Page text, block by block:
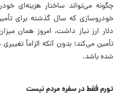
چگونه می‌تواند ساختار هزینه‌ای
دلار ارز نیاز داشت، امروز همان
تأمین می‌کند؛ بدون آنکه الزاماً
شده باشد.
تورم فقط در سفره مردم نیست